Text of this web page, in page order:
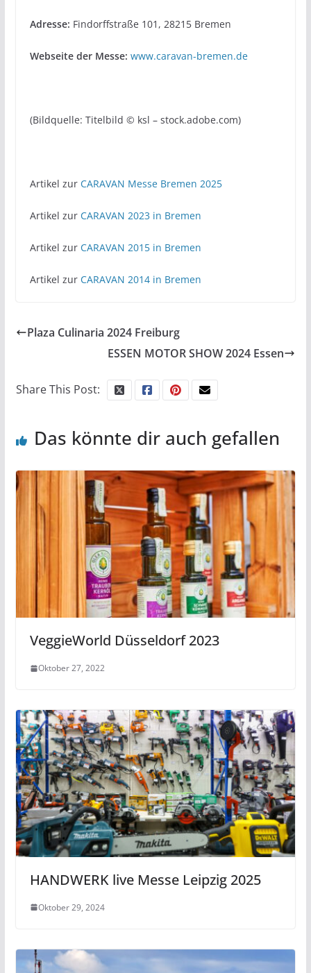
Adresse: Findorffstraße 101, 28215 Bremen
Webseite der Messe: www.caravan-bremen.de
(Bildquelle: Titelbild © ksl – stock.adobe.com)
Artikel zur CARAVAN Messe Bremen 2025
Artikel zur CARAVAN 2023 in Bremen
Artikel zur CARAVAN 2015 in Bremen
Artikel zur CARAVAN 2014 in Bremen
Plaza Culinaria 2024 Freiburg
ESSEN MOTOR SHOW 2024 Essen
Share This Post:
Das könnte dir auch gefallen
VeggieWorld Düsseldorf 2023
Oktober 27, 2022
HANDWERK live Messe Leipzig 2025
Oktober 29, 2024